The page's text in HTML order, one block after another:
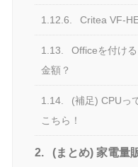
1.12.6. Critea VF-
1.13.
Officeを付け
金額？
1.14.
(補足) CPUっ
こちら！
2.
(まとめ) 家電量